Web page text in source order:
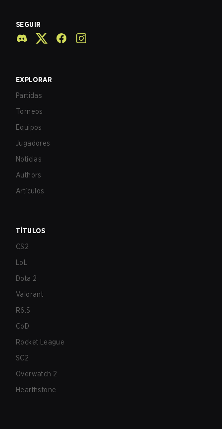
SEGUIR
EXPLORAR
Partidas
Torneos
Equipos
Jugadores
Noticias
Authors
Artículos
TÍTULOS
CS2
LoL
Dota 2
Valorant
R6:S
CoD
Rocket League
SC2
Overwatch 2
Hearthstone